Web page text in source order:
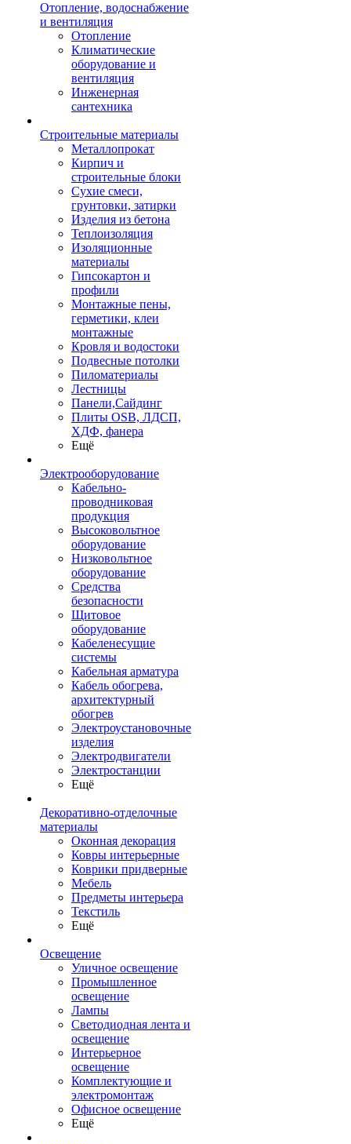
Отопление, водоснабжение
и вентиляция
Отопление
Климатические
оборудование и
вентиляция
Инженерная
сантехника
Строительные материалы
Металлопрокат
Кирпич и
строительные блоки
Сухие смеси,
грунтовки, затирки
Изделия из бетона
Теплоизоляция
Изоляционные
материалы
Гипсокартон и
профили
Монтажные пены,
герметики, клеи
монтажные
Кровля и водостоки
Подвесные потолки
Пиломатериалы
Лестницы
Панели,Сайдинг
Плиты OSB, ЛДСП,
ХДФ, фанера
Ещё
Электрооборудование
Кабельно-
проводниковая
продукция
Высоковольтное
оборудование
Низковольтное
оборудование
Средства
безопасности
Щитовое
оборудование
Кабеленесущие
системы
Кабельная арматура
Кабель обогрева,
архитектурный
обогрев
Электроустановочные
изделия
Электродвигатели
Электростанции
Ещё
Декоративно-отделочные
материалы
Оконная декорация
Ковры интерьерные
Коврики придверные
Мебель
Предметы интерьера
Текстиль
Ещё
Освещение
Уличное освещение
Промышленное
освещение
Лампы
Светодиодная лента и
освещение
Интерьерное
освещение
Комплектующие и
электромонтаж
Офисное освещение
Ещё